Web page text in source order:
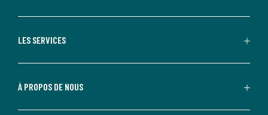
LES SERVICES
À PROPOS DE NOUS